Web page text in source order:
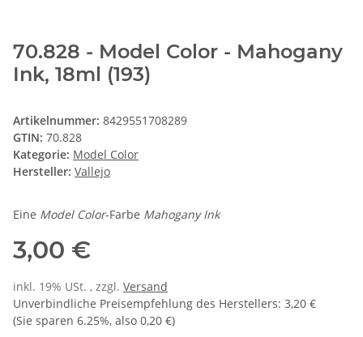
70.828 - Model Color - Mahogany
Ink, 18ml (193)
Artikelnummer: 8429551708289
GTIN: 70.828
Kategorie: Model Color
Hersteller: Vallejo
Eine Model Color-Farbe Mahogany Ink
3,00 €
inkl. 19% USt. , zzgl. Versand
Unverbindliche Preisempfehlung des Herstellers: 3,20 €
(Sie sparen 6.25%, also 0,20 €)